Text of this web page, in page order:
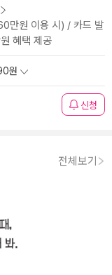
만원 이용 시) / 카드 발
혜택 제공
원
신청
전체보기